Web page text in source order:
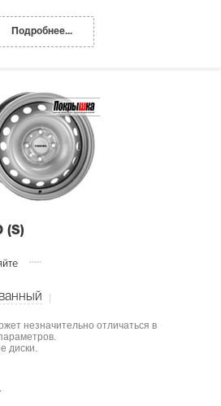
Подробнее...
(S)
незначительно отличаться в
диски.